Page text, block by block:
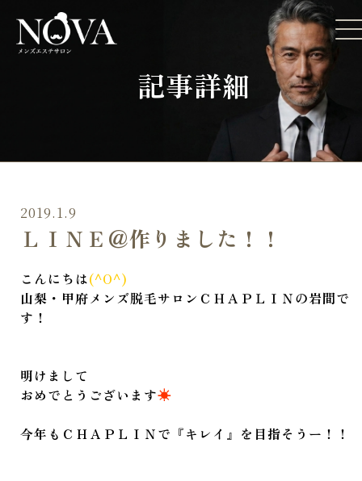
記事詳細
2019.1.9
ＬＩＮＥ＠作りました！！
こんにちは(^O^)
山梨・甲府メンズ脱毛サロンＣＨＡＰＬＩＮの岩間で
す！
明けまして
おめでとうございます☀
今年もＣＨＡＰＬＩＮで『キレイ』を目指そうー！！